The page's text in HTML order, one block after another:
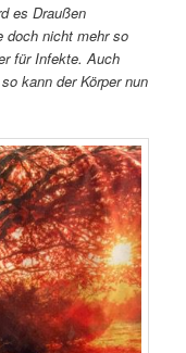
es Draußen
doch nicht mehr so
für Infekte. Auch
kann der Körper nun